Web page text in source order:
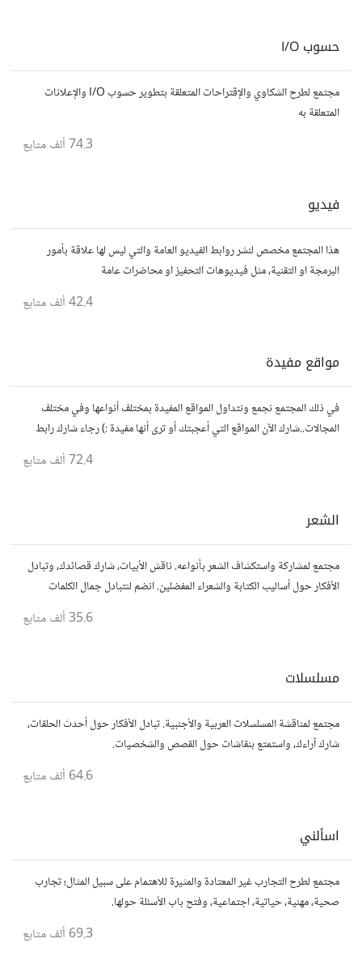
حسوب I/O
مجتمع لطرح الشكاوي والإقتراحات المتعلقة بتطوير حسوب I/O والإعلانات
المتعلقة به
74.3 ألف متابع
فيديو
هذا المجتمع مخصص لنشر روابط الفيديو العامة والتي ليس لها علاقة بأمور
البرمجة او التقنية، مثل فيديوهات التحفيز او محاضرات عامة
42.4 ألف متابع
مواقع مفيدة
في ذلك المجتمع نجمع ونتداول المواقع المفيدة بمختلف أنواعها وفي مختلف
المجالات..شارك الآن المواقع التي أعجبتك أو ترى أنها مفيدة :) رجاء شارك رابط
72.4 ألف متابع
الشعر
مجتمع لمشاركة واستكشاف الشعر بأنواعه. ناقش الأبيات، شارك قصائدك، وتبادل
الأفكار حول أساليب الكتابة والشعراء المفضلين. انضم لنتبادل جمال الكلمات
35.6 ألف متابع
مسلسلات
مجتمع لمناقشة المسلسلات العربية والأجنبية. تبادل الأفكار حول أحدث الحلقات،
شارك آراءك، واستمتع بنقاشات حول القصص والشخصيات.
64.6 ألف متابع
اسألني
مجتمع لطرح التجارب غير المعتادة والمثيرة للاهتمام على سبيل المثال؛ تجارب
صحية، مهنية، حياتية، اجتماعية، وفتح باب الأسئلة حولها.
69.3 ألف متابع